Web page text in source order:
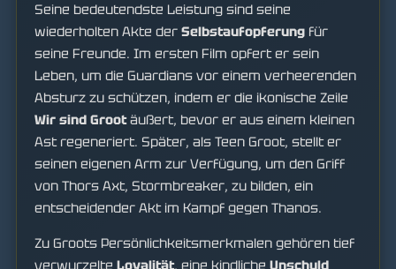
Seine bedeutendste Leistung sind seine
wiederholten Akte der Selbstaufopferung für
seine Freunde. Im ersten Film opfert er sein
Leben, um die Guardians vor einem verheerenden
Absturz zu schützen, indem er die ikonische Zeile
Wir sind Grootäußert, bevor er aus einem kleinen
Ast regeneriert. Später, als Teen Groot, stellt er
seinen eigenen Arm zur Verfügung, um den Griff
von Thors Axt, Stormbreaker, zu bilden, ein
entscheidender Akt im Kampf gegen Thanos.
Zu Groots Persönlichkeitsmerkmalen gehören tief